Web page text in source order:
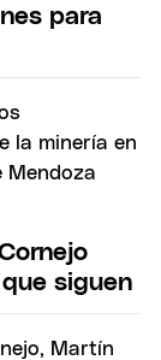
para
siguen